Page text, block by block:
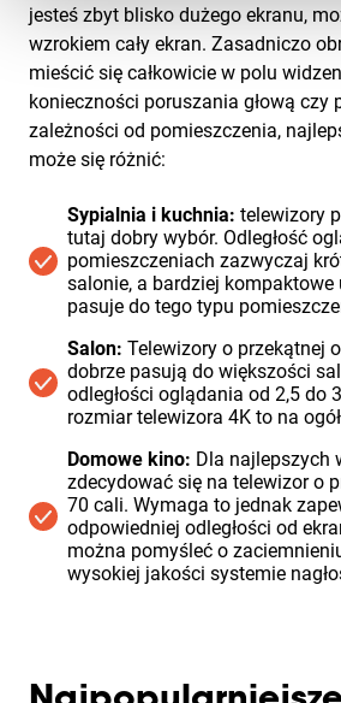
jesteś zbyt blisko dużego ekranu,
wzrokiem cały ekran. Zasadniczo
mieścić się całkowicie w polu
konieczności poruszania głową czy
zależności od pomieszczenia,
może się różnić:
Sypialnia i kuchnia: telewizory
tutaj dobry wybór. Odległość
pomieszczeniach zazwyczaj
salonie, a bardziej kompaktowe
pasuje do tego typu
Salon: Telewizory o przekątnej
dobrze pasują do większości
odległości oglądania od 2,5 do
rozmiar telewizora 4K to na
Domowe kino: Dla najlepszych
zdecydować się na telewizor o
70 cali. Wymaga to jednak
odpowiedniej odległości od
można pomyśleć o
wysokiej jakości systemie